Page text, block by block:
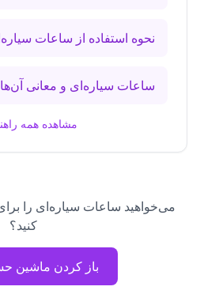
نحوه استفاده از ساعات
ساعات سیاره‌ای و معانی آن‌ها
مشاهده همه
می‌خواهید ساعات سیاره‌ای را
کنید؟
باز کردن ماشین